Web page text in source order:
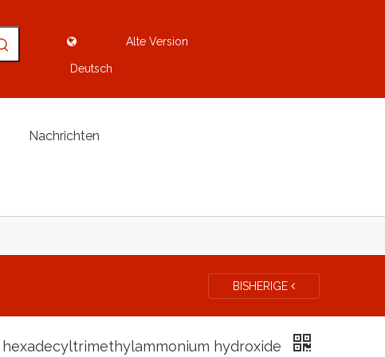
Deutsch
Alte Version
Nachrichten
BISHERIGE
hexadecyltrimethylammonium hydroxide